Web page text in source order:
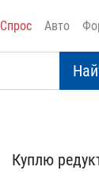
Спрос Авто
Куплю